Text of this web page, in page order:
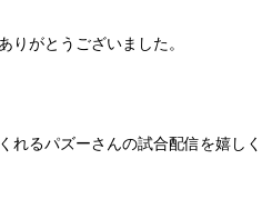
りがとうございました。
れるパズーさんの試合配信を嬉しく